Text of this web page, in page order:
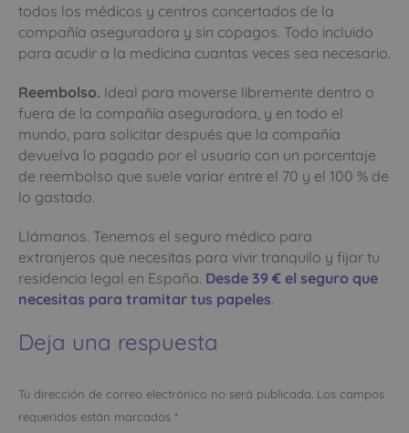
todos los médicos y centros concertados de la
compañía aseguradora y sin copagos. Todo incluido
para acudir a la medicina cuantas veces sea necesario.
Reembolso. Ideal para moverse libremente dentro o
fuera de la compañía aseguradora, y en todo el
mundo, para solicitar después que la compañía
devuelva lo pagado por el usuario con un porcentaje
de reembolso que suele variar entre el 70 y el 100 % de
lo gastado.
Llámanos. Tenemos el seguro médico para
extranjeros que necesitas para vivir tranquilo y fijar tu
residencia legal en España. Desde 39 € el seguro que
necesitas para tramitar tus papeles.
Deja una respuesta
Tu dirección de correo electrónico no será publicada. Los campos
requeridos están marcados *